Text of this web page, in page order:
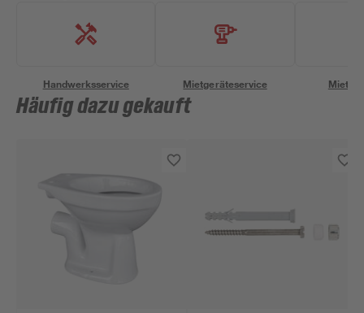
Handwerksservice Mietgeräteservice
Häufig dazu gekauft